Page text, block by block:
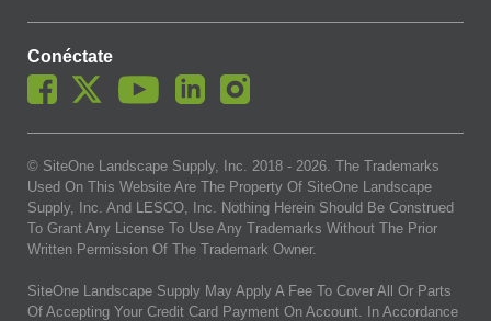
Conéctate
© SiteOne Landscape Supply, Inc. 2018 - 2026. The Trademarks
Used On This Website Are The Property Of SiteOne Landscape
Supply, Inc. And LESCO, Inc. Nothing Herein Should Be Construed
To Grant Any License To Use Any Trademarks Without The Prior
Written Permission Of The Trademark Owner.
SiteOne Landscape Supply May Apply A Fee To Cover All Or Parts
Of Accepting Your Credit Card Payment On Account. In Accordance